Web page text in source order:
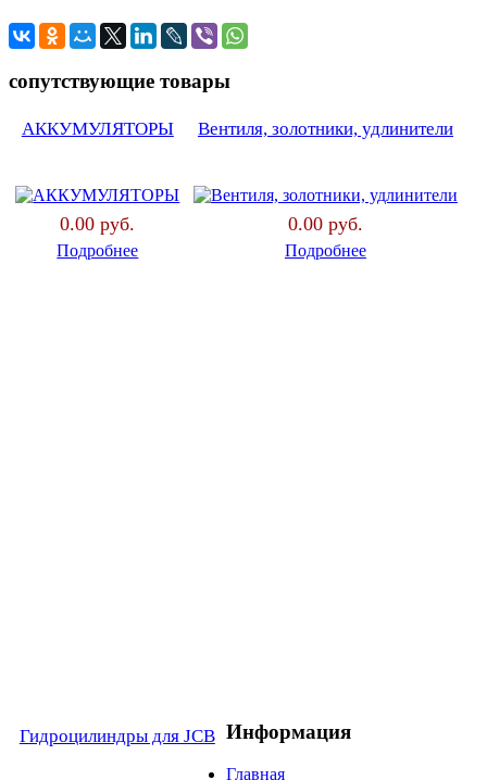
сопутствующие товары
АККУМУЛЯТОРЫ
0.00 руб.
Подробнее
Вентиля, золотники, удлинители
0.00 руб.
Подробнее
Гидроцилиндры для JCB Информация
Главная